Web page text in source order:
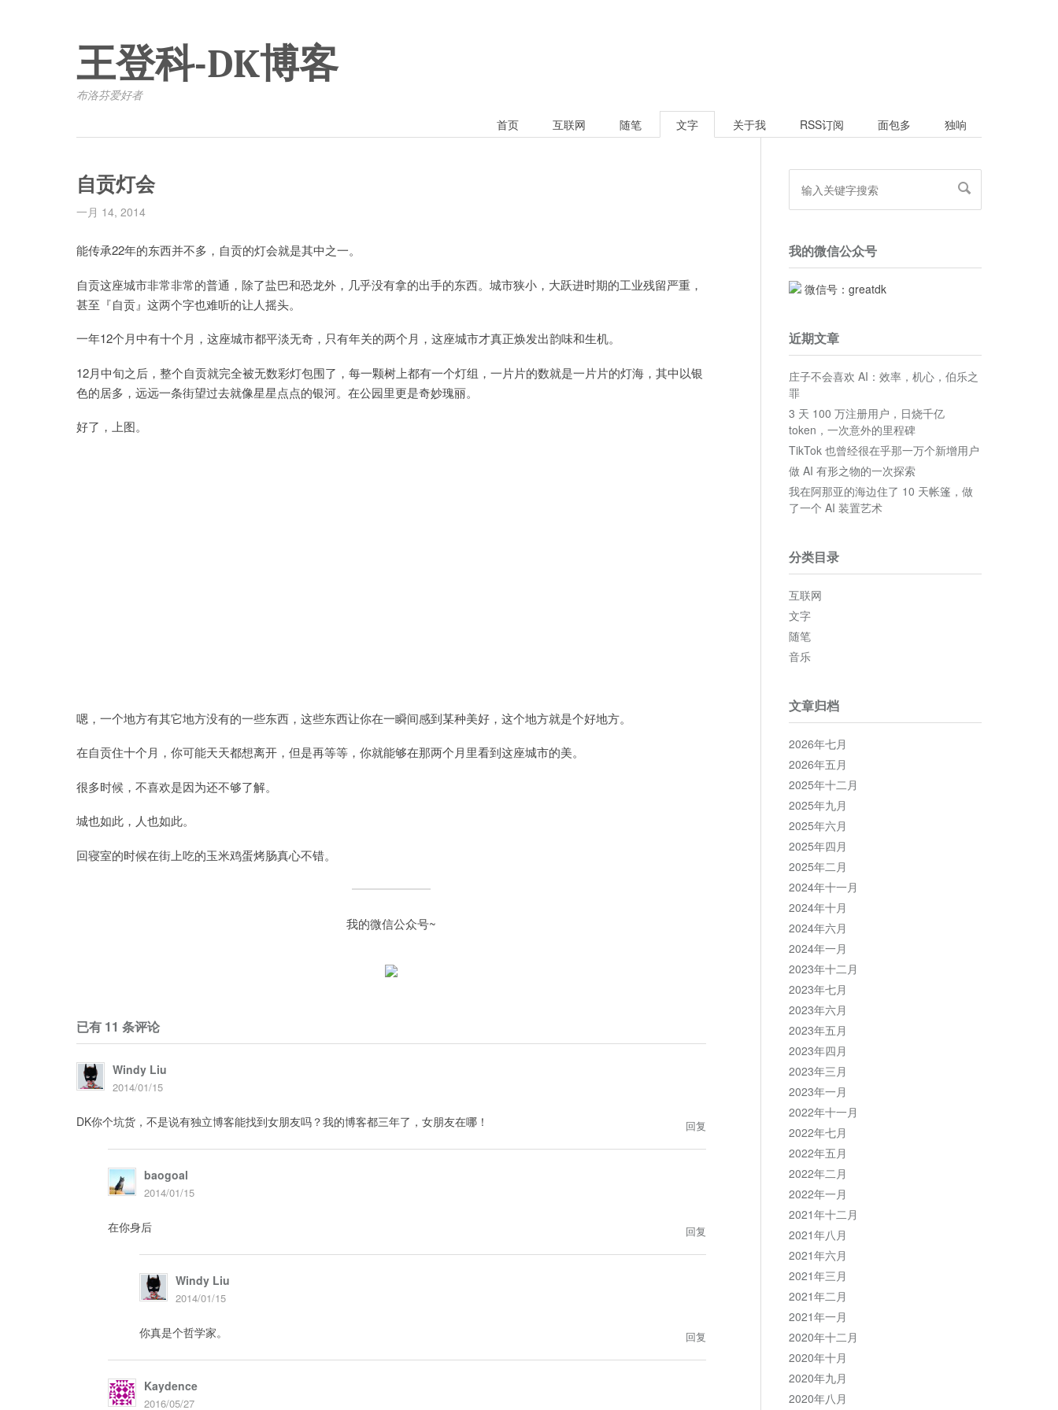
王登科-DK博客
布洛芬爱好者
首页
互联网 随笔 文字 关于我 RSS订阅 面包多 独响
自贡灯会
一月 14, 2014
能传承22年的东西并不多，自贡的灯会就是其中之一。
自贡这座城市非常非常的普通，除了盐巴和恐龙外，几乎没有拿的出手的东西。城市狭小，大跃进时期的工业残留严重，
甚至『自贡』这两个字也难听的让人摇头。
一年12个月中有十个月，这座城市都平淡无奇，只有年关的两个月，这座城市才真正焕发出韵味和生机。
12月中旬之后，整个自贡就完全被无数彩灯包围了，每一颗树上都有一个灯组，一片片的数就是一片片的灯海，其中以银
色的居多，远远一条街望过去就像星星点点的银河。在公园里更是奇妙瑰丽。
好了，上图。
嗯，一个地方有其它地方没有的一些东西，这些东西让你在一瞬间感到某种美好，这个地方就是个好地方。
在自贡住十个月，你可能天天都想离开，但是再等等，你就能够在那两个月里看到这座城市的美。
很多时候，不喜欢是因为还不够了解。
城也如此，人也如此。
回寝室的时候在街上吃的玉米鸡蛋烤肠真心不错。
我的微信公众号~
已有 11 条评论
Windy Liu
2014/01/15
DK你个坑货，不是说有独立博客能找到女朋友吗？我的博客都三年了，女朋友在哪！ 回复
baogoal
2014/01/15
在你身后 回复
Windy Liu
2014/01/15
你真是个哲学家。 回复
Kaydence
2016/05/27
我的微信公众号
微信号：greatdk
近期文章
庄子不会喜欢 AI：效率，机心，伯乐之
罪
3 天 100 万注册用户，日烧千亿
token，一次意外的里程碑
TikTok 也曾经很在乎那一万个新增用户
做 AI 有形之物的一次探索
我在阿那亚的海边住了 10 天帐篷，做
了一个 AI 装置艺术
分类目录
互联网
文字
随笔
音乐
文章归档
2026年七月
2026年五月
2025年十二月
2025年九月
2025年六月
2025年四月
2025年二月
2024年十一月
2024年十月
2024年六月
2024年一月
2023年十二月
2023年七月
2023年六月
2023年五月
2023年四月
2023年三月
2023年一月
2022年十一月
2022年七月
2022年五月
2022年二月
2022年一月
2021年十二月
2021年八月
2021年六月
2021年三月
2021年二月
2021年一月
2020年十二月
2020年十月
2020年九月
2020年八月